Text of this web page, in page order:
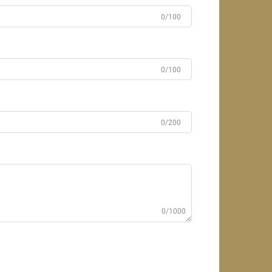
0/100
0/100
0/200
0/1000